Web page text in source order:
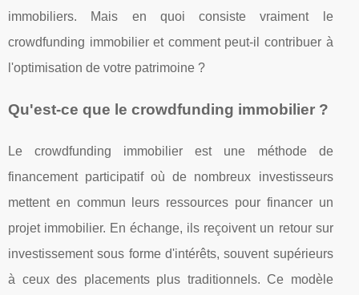
immobiliers. Mais en quoi consiste vraiment le
crowdfunding immobilier et comment peut-il contribuer à
l'optimisation de votre patrimoine ?
Qu'est-ce que le crowdfunding immobilier ?
Le crowdfunding immobilier est une méthode de
financement participatif où de nombreux investisseurs
mettent en commun leurs ressources pour financer un
projet immobilier. En échange, ils reçoivent un retour sur
investissement sous forme d'intérêts, souvent supérieurs
à ceux des placements plus traditionnels. Ce modèle